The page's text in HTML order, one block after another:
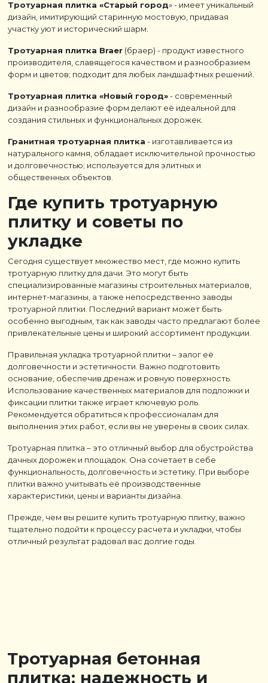
Тротуарная плитка «Старый город» - имеет уникальный
дизайн, имитирующий старинную мостовую, придавая
участку уют и исторический шарм.
Тротуарная плитка Braer (браер) - продукт известного
производителя, славящегося качеством и разнообразием
форм и цветов; подходит для любых ландшафтных решений.
Тротуарная плитка «Новый город»- современный
дизайн и разнообразие форм делают её идеальной для
создания стильных и функциональных дорожек.
Гранитная тротуарная плитка - изготавливается из
натурального камня, обладает исключительной прочностью
и долговечностью; используется для элитных и
общественных объектов.
Где купить тротуарную
плитку и советы по
укладке
Сегодня существует множество мест, где можно купить
тротуарную плитку для дачи. Это могут быть
специализированные магазины строительных материалов,
интернет-магазины, а также непосредственно заводы
тротуарной плитки. Последний вариант может быть
особенно выгодным, так как заводы часто предлагают более
привлекательные цены и широкий ассортимент продукции.
Правильная укладка тротуарной плитки – залог её
долговечности и эстетичности. Важно подготовить
основание, обеспечив дренаж и ровную поверхность.
Использование качественных материалов для подложки и
фиксации плитки также играет ключевую роль.
Рекомендуется обратиться к профессионалам для
выполнения этих работ, если вы не уверены в своих силах.
Тротуарная плитка – это отличный выбор для обустройства
дачных дорожек и площадок. Она сочетает в себе
функциональность, долговечность и эстетику. При выборе
плитки важно учитывать её производственные
характеристики, цены и варианты дизайна.
Прежде, чем вы решите купить тротуарную плитку, важно
тщательно подойти к процессу расчета и укладки, чтобы
отличный результат радовал вас долгие годы.
Тротуарная бетонная
плитка: надежность и